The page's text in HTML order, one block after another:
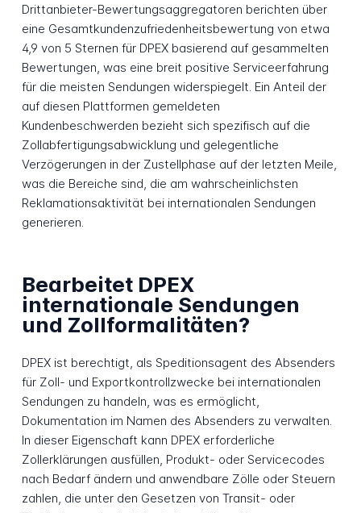
Drittanbieter-Bewertungsaggregatoren berichten über
eine Gesamtkundenzufriedenheitsbewertung von etwa
4,9 von 5 Sternen für DPEX basierend auf gesammelten
Bewertungen, was eine breit positive Serviceerfahrung
für die meisten Sendungen widerspiegelt. Ein Anteil der
auf diesen Plattformen gemeldeten
Kundenbeschwerden bezieht sich spezifisch auf die
Zollabfertigungsabwicklung und gelegentliche
Verzögerungen in der Zustellphase auf der letzten Meile,
was die Bereiche sind, die am wahrscheinlichsten
Reklamationsaktivität bei internationalen Sendungen
generieren.
Bearbeitet DPEX
internationale Sendungen
und Zollformalitäten?
DPEX ist berechtigt, als Speditionsagent des Absenders
für Zoll- und Exportkontrollzwecke bei internationalen
Sendungen zu handeln, was es ermöglicht,
Dokumentation im Namen des Absenders zu verwalten.
In dieser Eigenschaft kann DPEX erforderliche
Zollerklärungen ausfüllen, Produkt- oder Servicecodes
nach Bedarf ändern und anwendbare Zölle oder Steuern
zahlen, die unter den Gesetzen von Transit- oder